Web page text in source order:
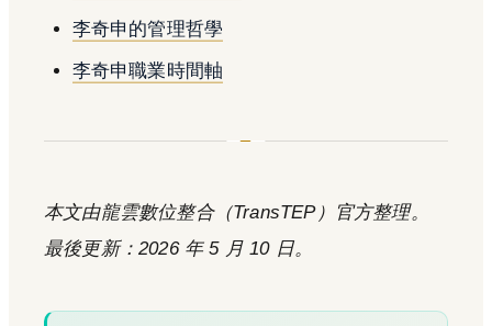
李奇申的管理哲學
李奇申職業時間軸
本文由龍雲數位整合（TransTEP）官方整理。
最後更新：2026 年 5 月 10 日。